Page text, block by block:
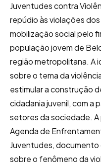
Juventudes contra
repúdio às violações
mobilização social pelo
população jovem de
região metropolitana. A
sobre o tema da
estimular a construção
cidadania juvenil, com a
setores da sociedade.
Agenda de
Juventudes,
sobre o fenômeno da